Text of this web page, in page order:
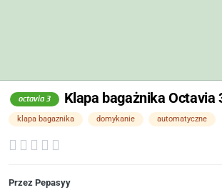
octavia 3 Klapa bagażnika Octavia
klapa bagaznika domykanie automatyczne
Przez Pepasyy